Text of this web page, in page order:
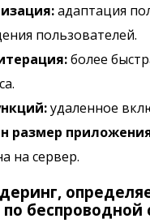
адаптация
пользователей.
более
удаленное
размер
на сервер.